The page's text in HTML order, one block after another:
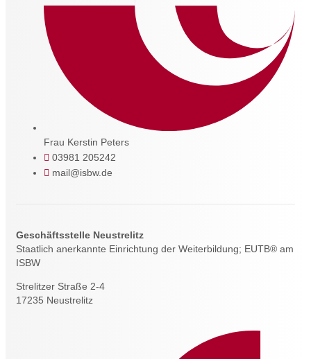
Frau Kerstin Peters
03981 205242
mail@isbw.de
Geschäftsstelle Neustrelitz
Staatlich anerkannte Einrichtung der Weiterbildung; EUTB® am
ISBW
Strelitzer Straße 2-4
17235 Neustrelitz